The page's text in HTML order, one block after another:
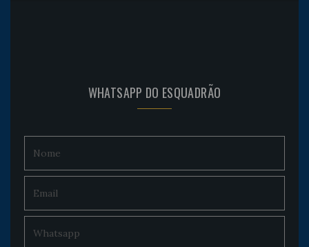
WHATSAPP DO ESQUADRÃO